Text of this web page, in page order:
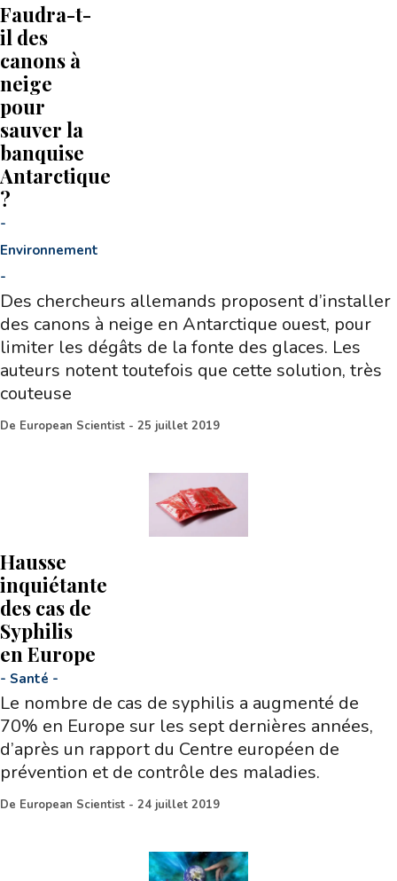
Faudra-t-
il des
canons à
neige
pour
sauver la
banquise
Antarctique
?
-
Environnement
-
Des chercheurs allemands proposent d’installer
des canons à neige en Antarctique ouest, pour
limiter les dégâts de la fonte des glaces. Les
auteurs notent toutefois que cette solution, très
couteuse
De European Scientist - 25 juillet 2019
Hausse
inquiétante
des cas de
Syphilis
en Europe
- Santé -
Le nombre de cas de syphilis a augmenté de
70% en Europe sur les sept dernières années,
d’après un rapport du Centre européen de
prévention et de contrôle des maladies.
De European Scientist - 24 juillet 2019